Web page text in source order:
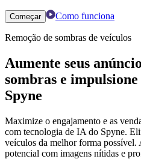
Começar Como funciona
Remoção de sombras de veículos
Aumente seus
sombras e impulsione
Spyne
Maximize o engajamento e as
com tecnologia de IA do Spyne.
veículos da melhor forma possível.
potencial com imagens nítidas e